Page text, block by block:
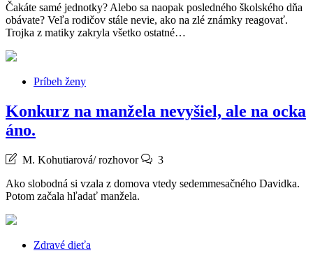
Čakáte samé jednotky? Alebo sa naopak posledného školského dňa
obávate? Veľa rodičov stále nevie, ako na zlé známky reagovať.
Trojka z matiky zakryla všetko ostatné…
Príbeh ženy
Konkurz na manžela nevyšiel, ale na ocka
áno.
M. Kohutiarová/ rozhovor
3
Ako slobodná si vzala z domova vtedy sedemmesačného Davidka.
Potom začala hľadať manžela.
Zdravé dieťa